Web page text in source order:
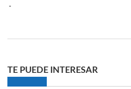
-
TE PUEDE INTERESAR